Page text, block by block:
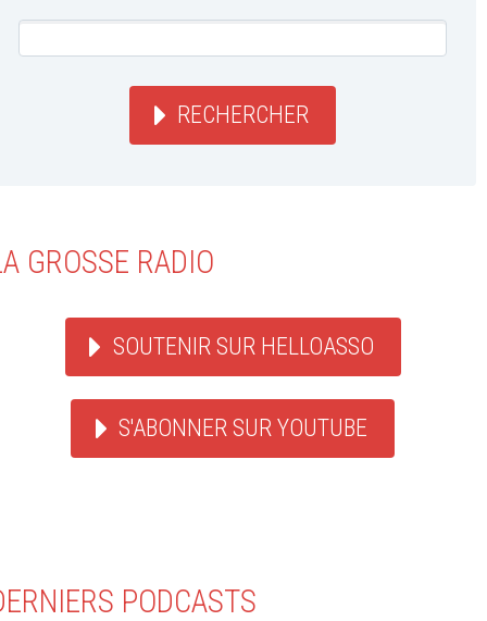
RECHERCHER
GROSSE RADIO
SOUTENIR SUR HELLOASSO
S'ABONNER SUR YOUTUBE
PODCASTS